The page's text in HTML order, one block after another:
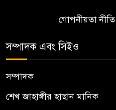
গোপনীয়তা নীতি
সম্পাদক এবং সিইও
সম্পাদক
শেখ জাহাঙ্গীর হাছান মানিক